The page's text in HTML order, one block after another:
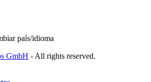
país/idioma
GmbH - All rights reserved.